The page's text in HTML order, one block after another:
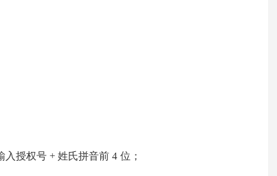
入授权号 + 姓氏拼音前 4 位；